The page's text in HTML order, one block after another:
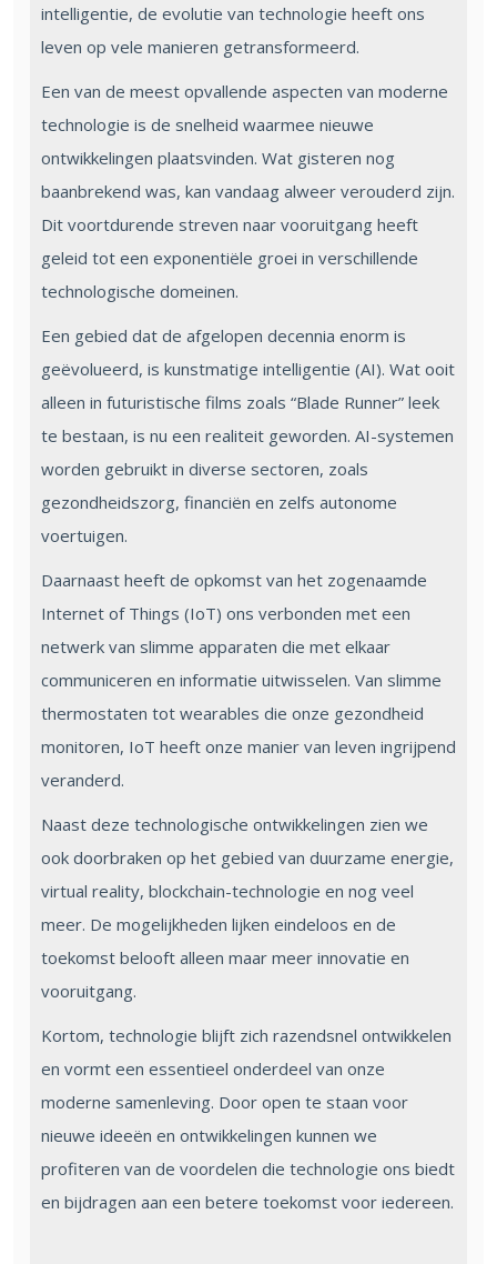
intelligentie, de evolutie van technologie heeft ons
leven op vele manieren getransformeerd.
Een van de meest opvallende aspecten van moderne
technologie is de snelheid waarmee nieuwe
ontwikkelingen plaatsvinden. Wat gisteren nog
baanbrekend was, kan vandaag alweer verouderd zijn.
Dit voortdurende streven naar vooruitgang heeft
geleid tot een exponentiële groei in verschillende
technologische domeinen.
Een gebied dat de afgelopen decennia enorm is
geëvolueerd, is kunstmatige intelligentie (AI). Wat ooit
alleen in futuristische films zoals “Blade Runner” leek
te bestaan, is nu een realiteit geworden. AI-systemen
worden gebruikt in diverse sectoren, zoals
gezondheidszorg, financiën en zelfs autonome
voertuigen.
Daarnaast heeft de opkomst van het zogenaamde
Internet of Things (IoT) ons verbonden met een
netwerk van slimme apparaten die met elkaar
communiceren en informatie uitwisselen. Van slimme
thermostaten tot wearables die onze gezondheid
monitoren, IoT heeft onze manier van leven ingrijpend
veranderd.
Naast deze technologische ontwikkelingen zien we
ook doorbraken op het gebied van duurzame energie,
virtual reality, blockchain-technologie en nog veel
meer. De mogelijkheden lijken eindeloos en de
toekomst belooft alleen maar meer innovatie en
vooruitgang.
Kortom, technologie blijft zich razendsnel ontwikkelen
en vormt een essentieel onderdeel van onze
moderne samenleving. Door open te staan voor
nieuwe ideeën en ontwikkelingen kunnen we
profiteren van de voordelen die technologie ons biedt
en bijdragen aan een betere toekomst voor iedereen.